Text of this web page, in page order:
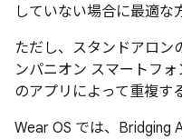
していない場合に最適な
ただし、スタンドアロン
ンパニオン スマートフ
のアプリによって重複す
Wear OS では、Bridging